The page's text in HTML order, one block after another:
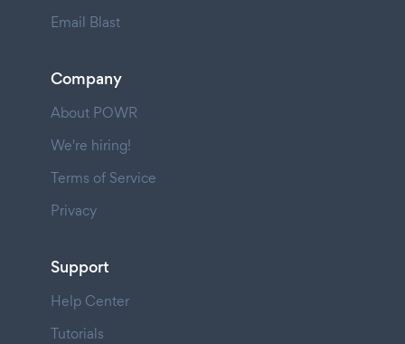
Email Blast
Company
About POWR
We're hiring!
Terms of Service
Privacy
Support
Help Center
Tutorials